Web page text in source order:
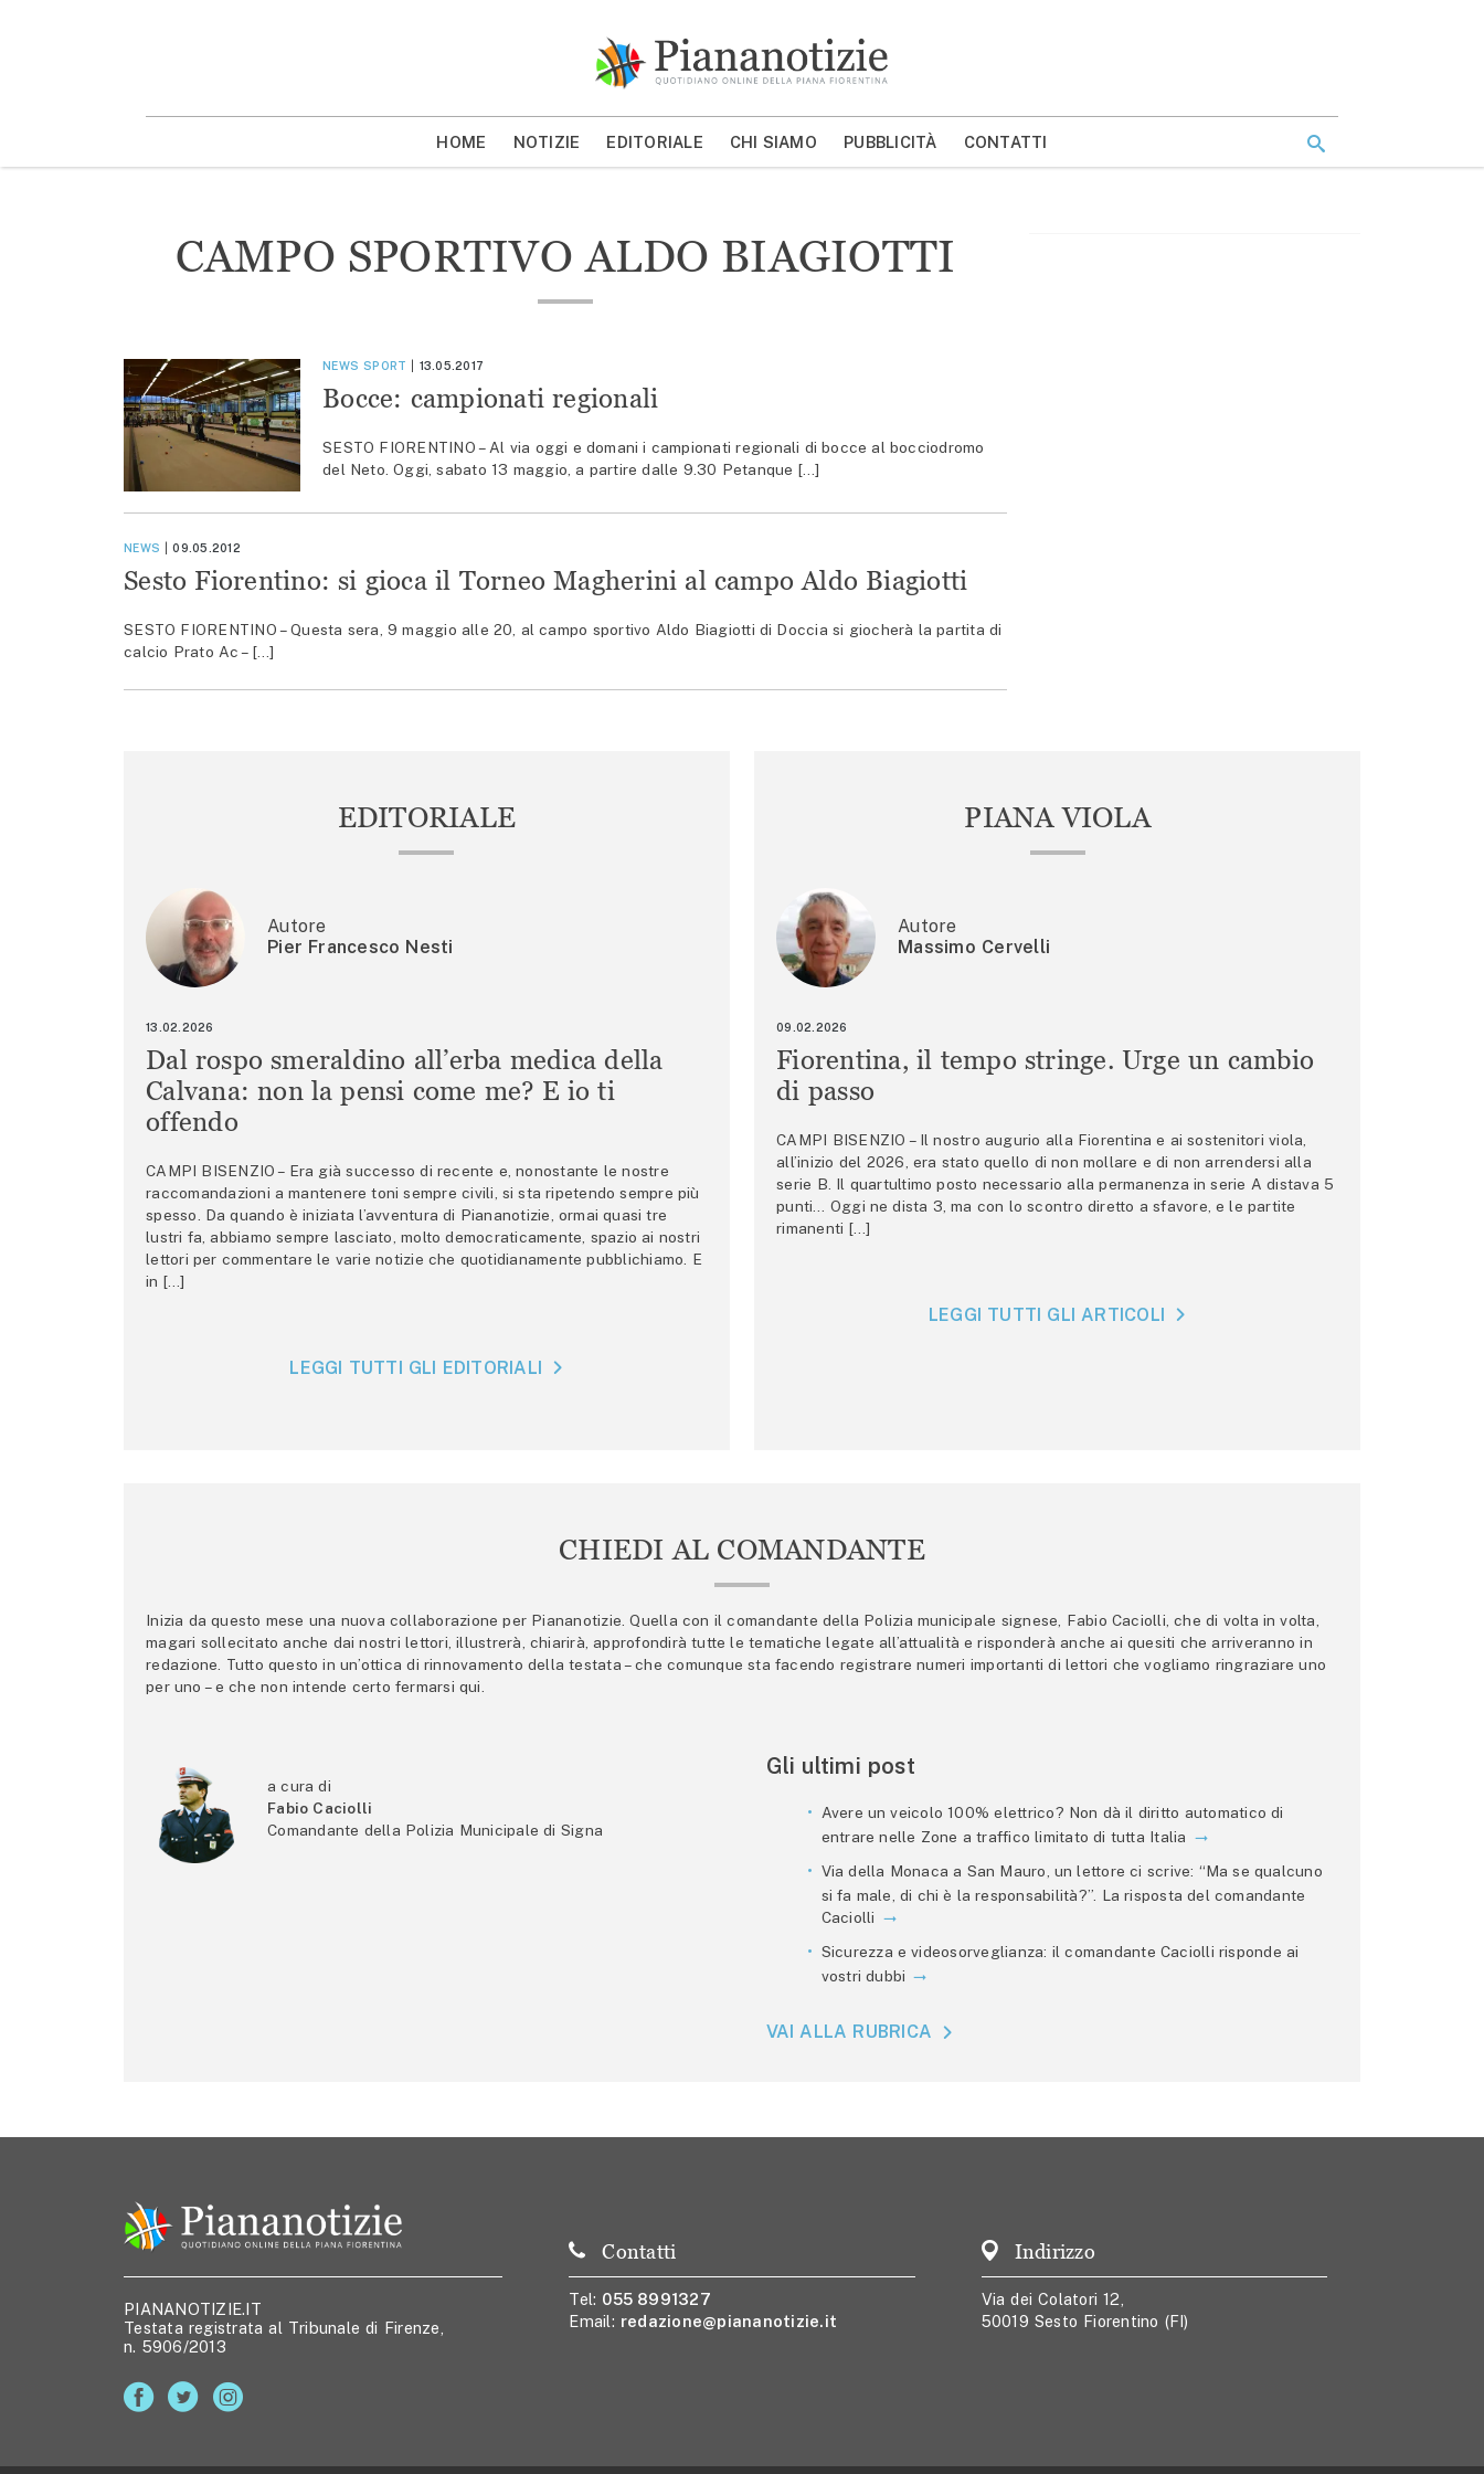
MOSTRA/NASCONDI CERCA
HOME NOTIZIE EDITORIALE CHI SIAMO PUBBLICITÀ CONTATTI
CAMPO SPORTIVO ALDO BIAGIOTTI
NEWS SPORT 13.05.2017
Bocce: campionati regionali
SESTO FIORENTINO – Al via oggi e domani i campionati regionali di bocce al bocciodromo
del Neto. Oggi, sabato 13 maggio, a partire dalle 9.30 Petanque […]
NEWS 09.05.2012
Sesto Fiorentino: si gioca il Torneo Magherini al campo Aldo Biagiotti
SESTO FIORENTINO – Questa sera, 9 maggio alle 20, al campo sportivo Aldo Biagiotti di Doccia si giocherà la partita di
calcio Prato Ac – […]
EDITORIALE
Autore
Pier Francesco Nesti
13.02.2026
Dal rospo smeraldino all’erba medica della
Calvana: non la pensi come me? E io ti
offendo
CAMPI BISENZIO – Era già successo di recente e, nonostante le nostre
raccomandazioni a mantenere toni sempre civili, si sta ripetendo sempre più
spesso. Da quando è iniziata l’avventura di Piananotizie, ormai quasi tre
lustri fa, abbiamo sempre lasciato, molto democraticamente, spazio ai nostri
lettori per commentare le varie notizie che quotidianamente pubblichiamo. E
in […]
LEGGI TUTTI GLI EDITORIALI
PIANA VIOLA
Autore
Massimo Cervelli
09.02.2026
Fiorentina, il tempo stringe. Urge un cambio
di passo
CAMPI BISENZIO – Il nostro augurio alla Fiorentina e ai sostenitori viola,
all’inizio del 2026, era stato quello di non mollare e di non arrendersi alla
serie B. Il quartultimo posto necessario alla permanenza in serie A distava 5
punti… Oggi ne dista 3, ma con lo scontro diretto a sfavore, e le partite
rimanenti […]
LEGGI TUTTI GLI ARTICOLI
CHIEDI AL COMANDANTE
Inizia da questo mese una nuova collaborazione per Piananotizie. Quella con il comandante della Polizia municipale signese, Fabio Caciolli, che di volta in volta,
magari sollecitato anche dai nostri lettori, illustrerà, chiarirà, approfondirà tutte le tematiche legate all’attualità e risponderà anche ai quesiti che arriveranno in
redazione. Tutto questo in un’ottica di rinnovamento della testata – che comunque sta facendo registrare numeri importanti di lettori che vogliamo ringraziare uno
per uno – e che non intende certo fermarsi qui.
a cura di
Fabio Caciolli
Comandante della Polizia Municipale di Signa
Gli ultimi post
Avere un veicolo 100% elettrico? Non dà il diritto automatico di
entrare nelle Zone a traffico limitato di tutta Italia
Via della Monaca a San Mauro, un lettore ci scrive: “Ma se qualcuno
si fa male, di chi è la responsabilità?”. La risposta del comandante
Caciolli
Sicurezza e videosorveglianza: il comandante Caciolli risponde ai
vostri dubbi
VAI ALLA RUBRICA
PIANANOTIZIE.IT
Testata registrata al Tribunale di Firenze,
n. 5906/2013
Contatti
Tel: 055 8991327
Email: redazione@piananotizie.it
Indirizzo
Via dei Colatori 12,
50019 Sesto Fiorentino (FI)